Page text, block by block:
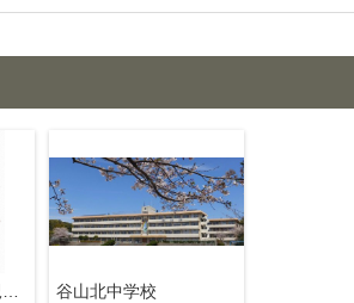
セブンイレブン 鹿児島山田町店
谷山北中学校